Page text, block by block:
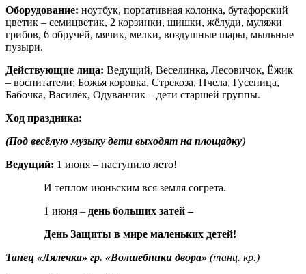
Оборудование: ноутбук, портативная колонка, бутафорский
цветик – семицветик, 2 корзинки, шишки, жёлуди, муляжи
грибов, 6 обручей, мячик, мелки, воздушные шары, мыльные
пузыри.
Действующие лица: Ведущий, Веселинка, Лесовичок, Ёжик
– воспитатели; Божья коровка, Стрекоза, Пчела, Гусеница,
Бабочка, Василёк, Одуванчик – дети старшей группы.
Ход праздника:
(Под весёлую музыку дети выходят на площадку)
Ведущий: 1 июня – наступило лето!
И теплом июньским вся земля согрета.
1 июня – день больших затей –
День Защиты в мире маленьких детей!
Танец «Лялечка» гр. «Волшебники двора» (танц. кр.)